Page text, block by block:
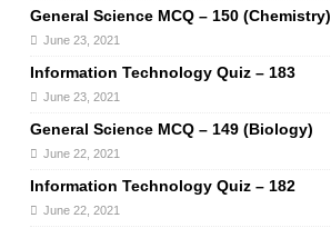
General Science MCQ – 150 (Chemistry)
June 23, 2021
Information Technology Quiz – 183
June 23, 2021
General Science MCQ – 149 (Biology)
June 22, 2021
Information Technology Quiz – 182
June 22, 2021